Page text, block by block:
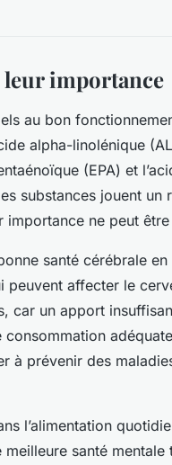
importance
au bon
alpha-linolénique
(EPA) et
substances jouent un
ne peut
santé cérébrale
peuvent affecter le
car un apport
à prévenir des
l’alimentation
santé mentale